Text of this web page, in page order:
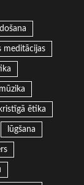
meditācijas
kristīgā ētika
lūgšana